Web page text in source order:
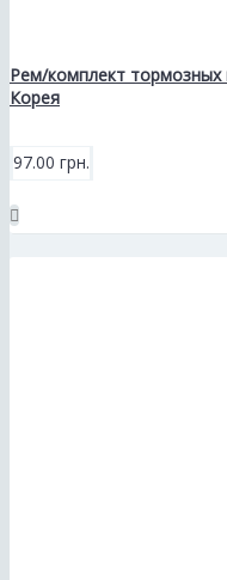
Рем/комплект тормозных
Корея
97.00 грн.